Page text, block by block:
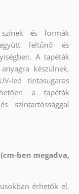
és formák
feltűnő és
A tapéták
készülnek,
led tintasugaras
a tapéták
színtartóssággal
ben megadva,
érhetők el,